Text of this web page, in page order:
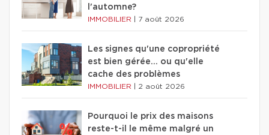
l'automne?
IMMOBILIER 7 août 2026
Les signes qu'une copropriété
est bien gérée… ou qu'elle
cache des problèmes
IMMOBILIER 2 août 2026
Pourquoi le prix des maisons
reste-t-il le même malgré un